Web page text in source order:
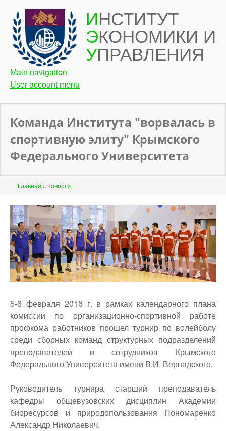
Перейти
основному
содержанию
ИНСТИТУТ
ЭКОНОМИКИ И
УПРАВЛЕНИЯ
Main navigation
User account menu
Команда Института "ворвалась в
спортивную элиту" Крымского
Федерального Университета
Строка
навигации
Главная › Новости
Back
to
top
5-6 февраля 2016 г. в рамках календарного плана
комиссии по организационно-спортивной работе
профкома работников прошел турнир по волейболу
среди сборных команд структурных подразделений
преподавателей и сотрудников Крымского
Федерального Университета имени В.И. Вернадского.
Руководитель турнира старший преподаватель
кафедры общевузовских дисциплин Академии
биоресурсов и природопользования Пономаренко
Александр Николаевич.